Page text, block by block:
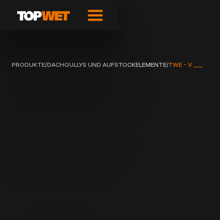
PRODUKTE/DACHGULLYS UND AUFSTOCKELEMENTE/TWE - V ___